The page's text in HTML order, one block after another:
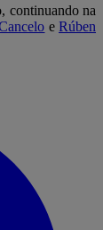
continuando na
eRúben